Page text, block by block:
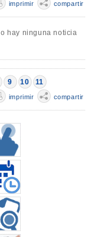
imprimir compartir
hay ninguna noticia
9 10 11
imprimir compartir